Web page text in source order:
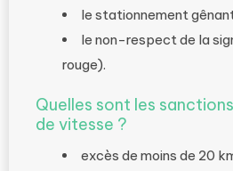
le stationnement
le non-respect de la
rouge).
Quelles sont les
de vitesse ?
excès de moins de 20